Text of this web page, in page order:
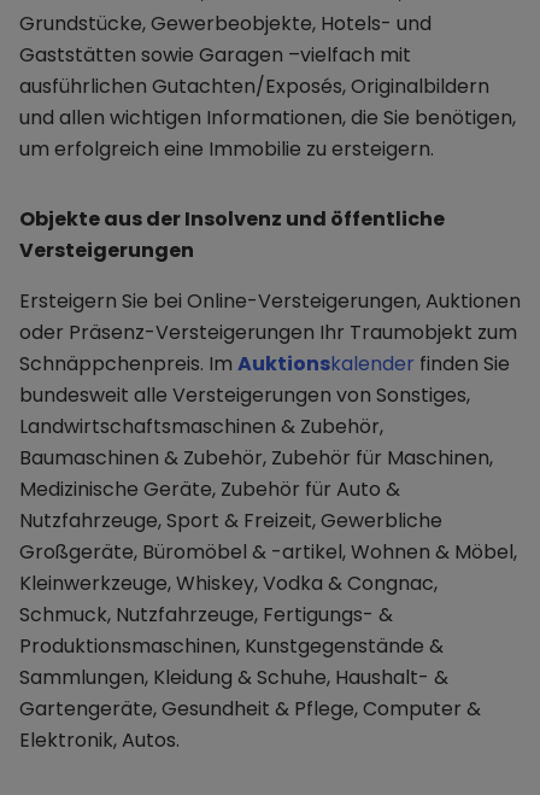
Grundstücke, Gewerbeobjekte, Hotels- und
Gaststätten sowie Garagen –vielfach mit
ausführlichen Gutachten/Exposés, Originalbildern
und allen wichtigen Informationen, die Sie benötigen,
um erfolgreich eine Immobilie zu ersteigern.
Objekte aus der Insolvenz und öffentliche
Versteigerungen
Ersteigern Sie bei Online-Versteigerungen, Auktionen
oder Präsenz-Versteigerungen Ihr Traumobjekt zum
Schnäppchenpreis. Im Auktionskalender finden Sie
bundesweit alle Versteigerungen von Sonstiges,
Landwirtschaftsmaschinen & Zubehör,
Baumaschinen & Zubehör, Zubehör für Maschinen,
Medizinische Geräte, Zubehör für Auto &
Nutzfahrzeuge, Sport & Freizeit, Gewerbliche
Großgeräte, Büromöbel & -artikel, Wohnen & Möbel,
Kleinwerkzeuge, Whiskey, Vodka & Congnac,
Schmuck, Nutzfahrzeuge, Fertigungs- &
Produktionsmaschinen, Kunstgegenstände &
Sammlungen, Kleidung & Schuhe, Haushalt- &
Gartengeräte, Gesundheit & Pflege, Computer &
Elektronik, Autos.